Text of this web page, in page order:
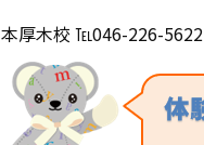
本厚木校 ℡046-226-5622